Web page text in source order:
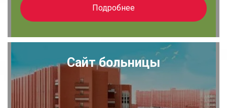
Подробнее
Сайт больницы